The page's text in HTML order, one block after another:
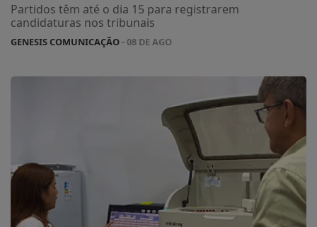
Partidos têm até o dia 15 para registrarem
candidaturas nos tribunais
GENESIS COMUNICAÇÃO- 08 DE AGO